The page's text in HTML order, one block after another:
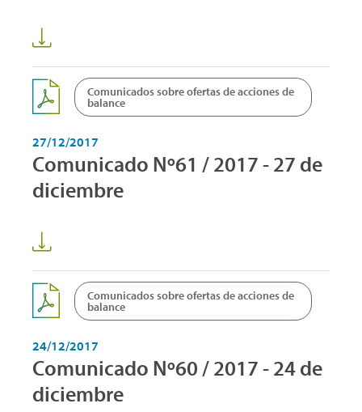
Comunicados sobre ofertas de acciones de
balance
27/12/2017
Comunicado Nº61 / 2017 - 27 de
diciembre
Comunicados sobre ofertas de acciones de
balance
24/12/2017
Comunicado Nº60 / 2017 - 24 de
diciembre